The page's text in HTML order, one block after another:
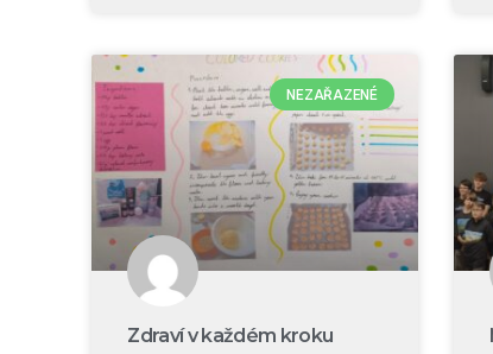
NEZAŘAZENÉ
Zdraví v každém kroku